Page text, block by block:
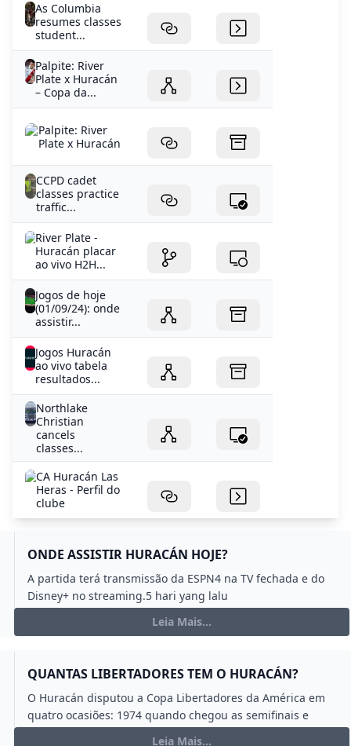
Palpite: River
Plate x Huracán
– Copa da...
Palpite: River
Plate x Huracán
CCPD cadet
classes practice
traffic...
River Plate -
Huracán placar
ao vivo H2H...
Jogos de hoje
(01/09/24): onde
assistir...
Jogos Huracán
ao vivo tabela
resultados...
Northlake
Christian
cancels
classes...
CA Huracán Las
Heras - Perfil do
clube
ONDE ASSISTIR HURACÁN HOJE?
A partida terá transmissão da ESPN4 na TV fechada e do
Leia Mais...
QUANTAS LIBERTADORES TEM O HURACÁN?
O Huracán disputou a Copa Libertadores da América em
aplicou goleadas como 5x1 no clube chileno Unión
Española e 4x0 no também argentino Rosario Central;
2015 quando parou na Primeira Fase em 2016 quando
chegou até as oitavas de final quando parou no Atlético ...
QUANTO ESTÁ O HURACÁN?